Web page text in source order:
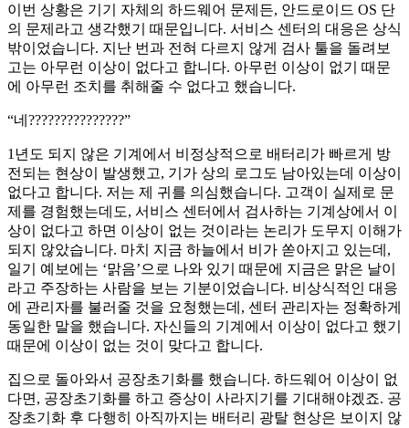
이번 상황은 기기 자체의 하드웨어 문제든, 안드로이드 OS 단
의 문제라고 생각했기 때문입니다. 서비스 센터의 대응은 상식
밖이었습니다. 지난 번과 전혀 다르지 않게 검사 툴을 돌려보
고는 아무런 이상이 없다고 합니다. 아무런 이상이 없기 때문
에 아무런 조치를 취해줄 수 없다고 했습니다.
“네???????????????”
1년도 되지 않은 기계에서 비정상적으로 배터리가 빠르게 방
전되는 현상이 발생했고, 기가 상의 로그도 남아있는데 이상이
없다고 합니다. 저는 제 귀를 의심했습니다. 고객이 실제로 문
제를 경험했는데도, 서비스 센터에서 검사하는 기계상에서 이
상이 없다고 하면 이상이 없는 것이라는 논리가 도무지 이해가
되지 않았습니다. 마치 지금 하늘에서 비가 쏟아지고 있는데,
일기 예보에는 ‘맑음’으로 나와 있기 때문에 지금은 맑은 날이
라고 주장하는 사람을 보는 기분이었습니다. 비상식적인 대응
에 관리자를 불러줄 것을 요청했는데, 센터 관리자는 정확하게
동일한 말을 했습니다. 자신들의 기계에서 이상이 없다고 했기
때문에 이상이 없는 것이 맞다고 합니다.
집으로 돌아와서 공장초기화를 했습니다. 하드웨어 이상이 없
다면, 공장초기화를 하고 증상이 사라지기를 기대해야겠죠. 공
장초기화 후 다행히 아직까지는 배터리 광탈 현상은 보이지 않